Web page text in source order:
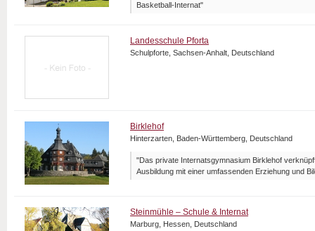
Basketball-Internat"
Landesschule Pforta
Schulpforte, Sachsen-Anhalt, Deutschland
Birklehof
Hinterzarten, Baden-Württemberg, Deutschland
"Das private Internatsgymnasium Birklehof
Ausbildung mit einer umfassenden Erziehung und
Steinmühle – Schule & Internat
Marburg, Hessen, Deutschland